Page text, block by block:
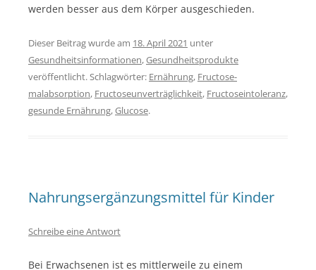
werden besser aus dem Körper ausgeschieden.
Dieser Beitrag wurde am 18. April 2021 unter
Gesundheitsinformationen,Gesundheitsprodukte
veröffentlicht. Schlagwörter: Ernährung, Fructose­
malabsorption, Fructose­unverträglichkeit, Fructoseintoleranz,
gesunde Ernährung,Glucose.
Nahrungsergänzungsmittel für Kinder
Schreibe eine Antwort
Bei Erwachsenen ist es mittlerweile zu einem